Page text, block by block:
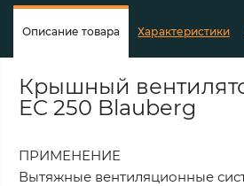
Описание товара Характеристики
Крышный
EC 250 Blauberg
ПРИМЕНЕНИЕ
Вытяжные вентиляционные